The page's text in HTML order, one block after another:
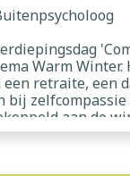
Warm Winter.
een retraite, een
bij zelfcompassie
aan de
om te